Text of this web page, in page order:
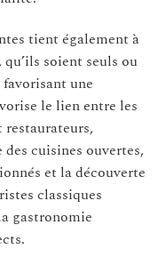
tient également à
soient seuls ou
une
le lien entre les
restaurateurs,
cuisines ouvertes,
et la découverte
classiques
gastronomie